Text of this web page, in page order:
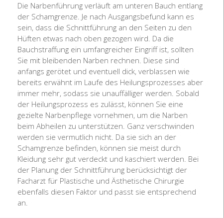
Die Narbenführung verläuft am unteren Bauch entlang
der Schamgrenze. Je nach Ausgangsbefund kann es
sein, dass die Schnittführung an den Seiten zu den
Hüften etwas nach oben gezogen wird. Da die
Bauchstraffung ein umfangreicher Eingriff ist, sollten
Sie mit bleibenden Narben rechnen. Diese sind
anfangs gerötet und eventuell dick, verblassen wie
bereits erwähnt im Laufe des Heilungsprozesses aber
immer mehr, sodass sie unauffälliger werden. Sobald
der Heilungsprozess es zulässt, können Sie eine
gezielte Narbenpflege vornehmen, um die Narben
beim Abheilen zu unterstützen. Ganz verschwinden
werden sie vermutlich nicht. Da sie sich an der
Schamgrenze befinden, können sie meist durch
Kleidung sehr gut verdeckt und kaschiert werden. Bei
der Planung der Schnittführung berücksichtigt der
Facharzt für Plastische und Ästhetische Chirurgie
ebenfalls diesen Faktor und passt sie entsprechend
an.